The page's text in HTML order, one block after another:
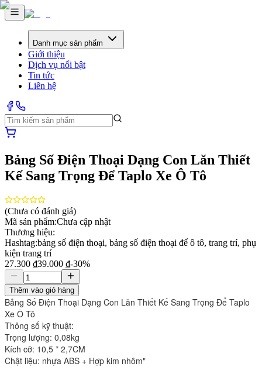
Danh mục sản phẩm
Giới thiệu
Dịch vụ nổi bật
Tin tức
Liên hệ
Bảng Số Điện Thoại Dạng Con Lăn Thiết
Kế Sang Trọng Để Taplo Xe Ô Tô
(Chưa có đánh giá)
Mã sản phẩm:Chưa cập nhật
Thương hiệu:
Hashtag:bảng số điện thoại, bảng số điện thoại để ô tô, trang trí, phụ
kiện trang trí
27.300 ₫39.000 ₫-30%
Thêm vào giỏ hàng
Bảng Số Điện Thoại Dạng Con Lăn Thiết Kế Sang Trọng Để Taplo
Xe Ô Tô
Thông số kỹ thuật:
Trọng lượng: 0,08kg
Kích cỡ: 10,5 * 2,7CM
Chật liệu: nhựa ABS + Hợp kim nhôm"